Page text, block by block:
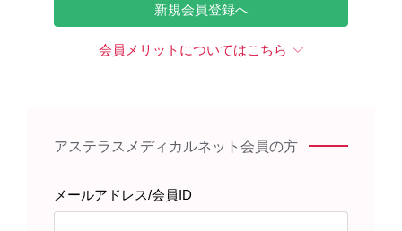
新規会員登録へ
会員メリットについてはこちら
アステラスメディカルネット会員の方
メールアドレス/会員ID